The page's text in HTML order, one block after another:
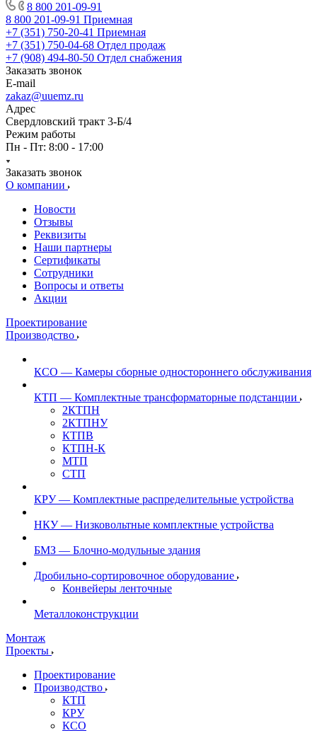
8 800 201-09-91
8 800 201-09-91 Приемная
+7 (351) 750-20-41 Приемная
+7 (351) 750-04-68 Отдел продаж
+7 (908) 494-80-50 Отдел снабжения
Заказать звонок
E-mail
zakaz@uuemz.ru
Адрес
Свердловский тракт 3-Б/4
Режим работы
Пн - Пт: 8:00 - 17:00
Заказать звонок
О компании
Новости
Отзывы
Реквизиты
Наши партнеры
Сертификаты
Сотрудники
Вопросы и ответы
Акции
Проектирование
Производство
КСО — Камеры сборные одностороннего обслуживания
КТП — Комплектные трансформаторные подстанции
2КТПН
2КТПНУ
КТПВ
КТПН-К
МТП
СТП
КРУ — Комплектные распределительные устройства
НКУ — Низковольтные комплектные устройства
БМЗ — Блочно-модульные здания
Дробильно-сортировочное оборудование
Конвейеры ленточные
Металлоконструкции
Монтаж
Проекты
Проектирование
Производство
КТП
КРУ
КСО